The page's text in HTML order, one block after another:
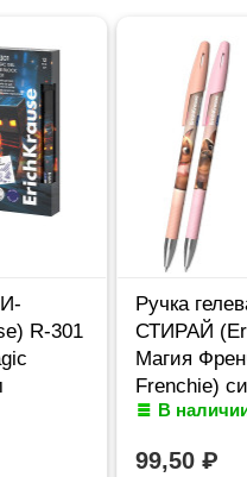
R-301
Ручка
СТИРАЙ
Магия
Frenchie)
арт.65335
В
99,50 ₽